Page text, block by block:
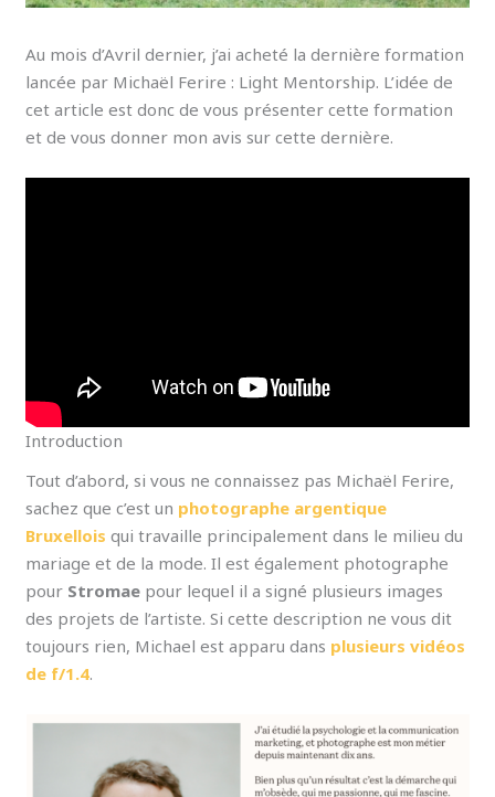
Au mois d’Avril dernier, j’ai acheté la dernière formation
lancée par Michaël Ferire : Light Mentorship. L’idée de
cet article est donc de vous présenter cette formation
et de vous donner mon avis sur cette dernière.
Introduction
Tout d’abord, si vous ne connaissez pas Michaël Ferire,
sachez que c’est un photographe argentique
Bruxellois qui travaille principalement dans le milieu du
mariage et de la mode. Il est également photographe
pour Stromae pour lequel il a signé plusieurs images
des projets de l’artiste. Si cette description ne vous dit
toujours rien, Michael est apparu dans plusieurs vidéos
de f/1.4.